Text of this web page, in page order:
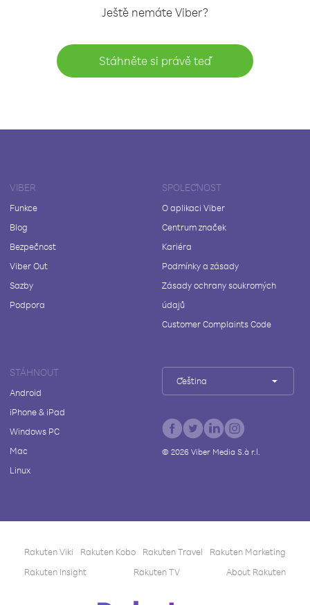
Ještě nemáte Viber?
Stáhněte si právě teď
VIBER
Funkce
Blog
Bezpečnost
Viber Out
Sazby
Podpora
SPOLEČNOST
O aplikaci Viber
Centrum značek
Kariéra
Podmínky a zásady
Zásady ochrany soukromých
údajů
Customer Complaints Code
STÁHNOUT
Android
iPhone & iPad
Windows PC
Mac
Linux
Čeština
© 2026Viber Media S.à r.l.
Rakuten Viki Rakuten Kobo Rakuten Travel
Rakuten Marketing
Rakuten Insight
Rakuten TV About Rakuten